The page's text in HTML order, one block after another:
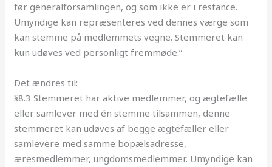
førgeneralforsamlingen, og som ikke er i restance.
Umyndige kan repræsenteres ved dennes værge som
kan stemme på medlemmets vegne. Stemmeret kan
kun udøves ved personligt fremmøde.”
Det ændres til:
§8.3 Stemmeret har aktive medlemmer, og ægtefælle
eller samlever med én stemme tilsammen, denne
stemmeret kan udøves af begge ægtefæller eller
samlevere med samme bopælsadresse,
æresmedlemmer, ungdomsmedlemmer. Umyndige kan